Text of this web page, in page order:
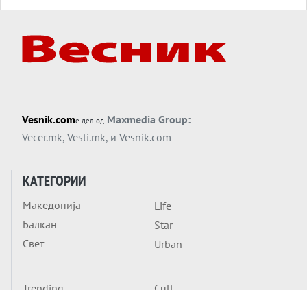
Вечер тема
Трамп тврди дека повторно „разговара“
Вечер тема
ДЛАБОКО УДОЛУ: Сметководствените
трикови што го соборија ЕНРОН ги
Вечер тема
Блискиот Исток со украинското бојно
Vesnik.comе дел од Maxmedia Group:
Vecer.mk, Vesti.mk, и Vesnik.com
КАТЕГОРИИ
Македонија
Балкан
Свет
Life
Star
Urban